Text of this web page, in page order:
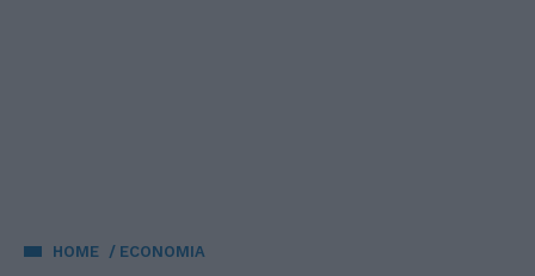
HOME ECONOMIA